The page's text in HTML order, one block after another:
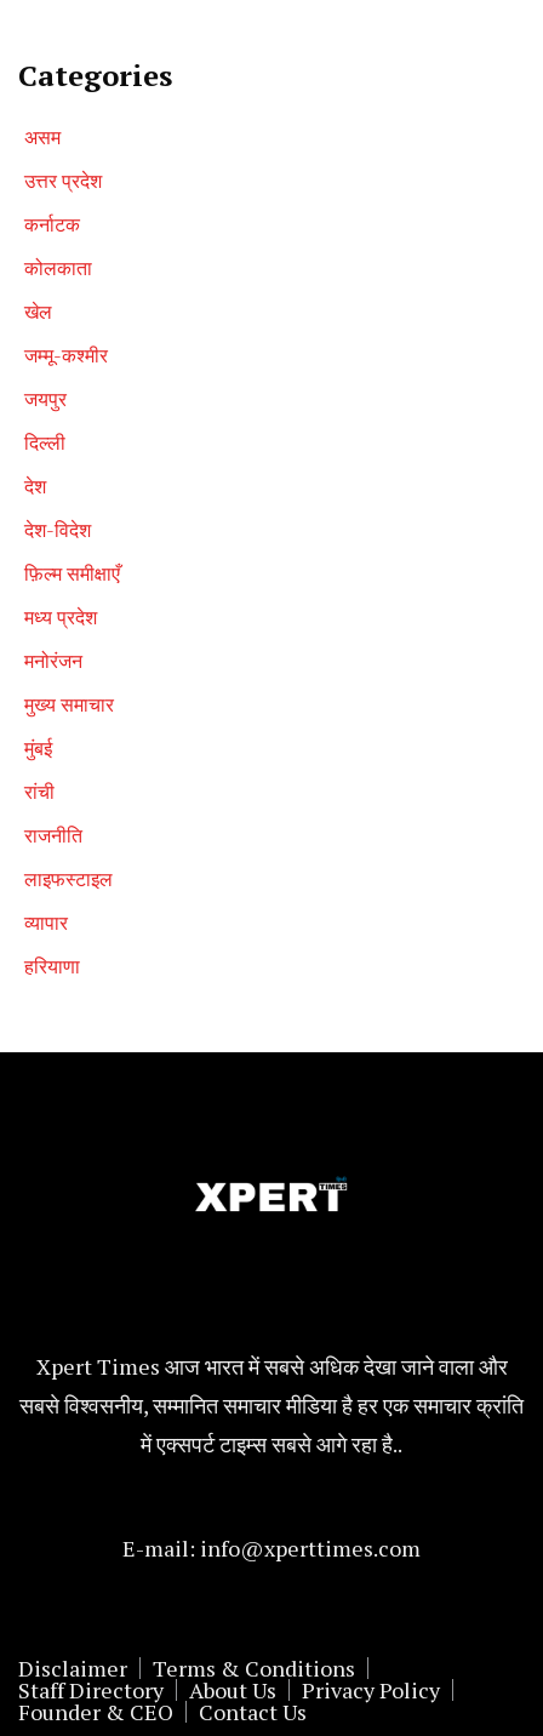
Categories
असम
उत्तर प्रदेश
कर्नाटक
कोलकाता
खेल
जम्मू-कश्मीर
जयपुर
दिल्ली
देश
देश-विदेश
फ़िल्म समीक्षाएँ
मध्य प्रदेश
मनोरंजन
मुख्य समाचार
मुंबई
रांची
राजनीति
लाइफस्टाइल
व्यापार
हरियाणा
Xpert Times आज भारत में सबसे अधिक देखा जाने वाला और
सबसे विश्वसनीय, सम्मानित समाचार मीडिया है हर एक समाचार क्रांति
में एक्सपर्ट टाइम्स सबसे आगे रहा है..
E-mail: info@xperttimes.com
Disclaimer Terms & Conditions
Staff Directory About Us Privacy Policy
Founder & CEO Contact Us